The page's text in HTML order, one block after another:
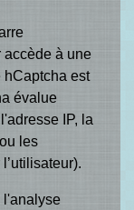
accède à une
hCaptcha est
évalue
IP, la
les
l'analyse